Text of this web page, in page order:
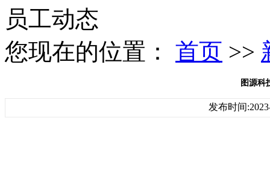
员工动态
您现在的位置： 首页 >>
图源
发布时间